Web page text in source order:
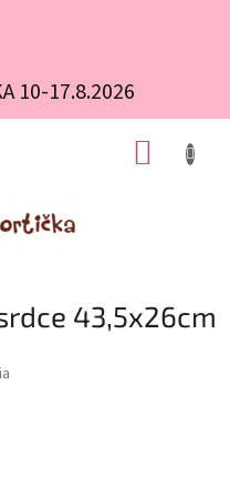
10-17.8.2026
43,5x26cm